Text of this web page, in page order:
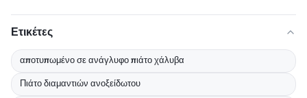
Ετικέτες
αποτυπωμένο σε ανάγλυφο πιάτο χάλυβα
Πιάτο διαμαντιών ανοξείδωτου